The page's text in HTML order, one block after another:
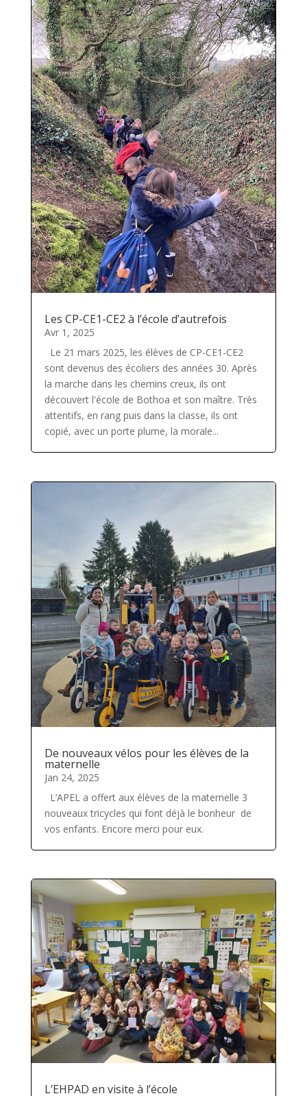
Les CP-CE1-CE2 à l’école d’autrefois
Avr 1, 2025
Le 21 mars 2025, les élèves de CP-CE1-CE2
sont devenus des écoliers des années 30. Après
la marche dans les chemins creux, ils ont
découvert l'école de Bothoa et son maître. Très
attentifs, en rang puis dans la classe, ils ont
copié, avec un porte plume, la morale...
De nouveaux vélos pour les élèves de la
maternelle
Jan 24, 2025
L’APEL a offert aux élèves de la maternelle 3
nouveaux tricycles qui font déjà le bonheur de
vos enfants. Encore merci pour eux.
L’EHPAD en visite à l’école